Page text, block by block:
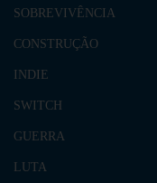
SOBREVIVÊNCIA
CONSTRUÇÃO
INDIE
SWITCH
GUERRA
LUTA